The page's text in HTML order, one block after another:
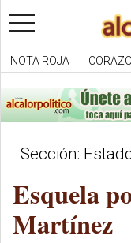
toggle
navigation
NOTA ROJA
Sección:
Esquela
Martínez